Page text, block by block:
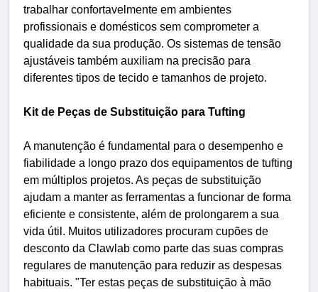
trabalhar confortavelmente em ambientes
profissionais e domésticos sem comprometer a
qualidade da sua produção. Os sistemas de tensão
ajustáveis ​​também auxiliam na precisão para
diferentes tipos de tecido e tamanhos de projeto.
Kit de Peças de Substituição para Tufting
A manutenção é fundamental para o desempenho e
fiabilidade a longo prazo dos equipamentos de tufting
em múltiplos projetos. As peças de substituição
ajudam a manter as ferramentas a funcionar de forma
eficiente e consistente, além de prolongarem a sua
vida útil. Muitos utilizadores procuram cupões de
desconto da Clawlab como parte das suas compras
regulares de manutenção para reduzir as despesas
habituais. "Ter estas peças de substituição à mão